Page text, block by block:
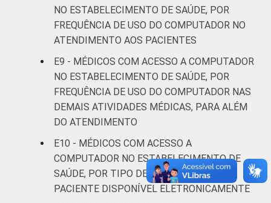
FAIXA ETÁRIA
Até 35
anos
96
De 36 a 50
anos
97 3
De 51
anos ou
98 2
LOCALIZAÇÃO Capital 99 1
Interior 95 5
NO ESTABELECIMENTO DE SAÚDE, POR
FREQUÊNCIA DE USO DO COMPUTADOR NO
ATENDIMENTO AOS PACIENTES
E9 - MÉDICOS COM ACESSO A COMPUTADOR
NO ESTABELECIMENTO DE SAÚDE, POR
FREQUÊNCIA DE USO DO COMPUTADOR NAS
DEMAIS ATIVIDADES MÉDICAS, PARA ALÉM
DO ATENDIMENTO
E10 - MÉDICOS COM ACESSO A
COMPUTADOR NO ESTABELECIMENTO DE
SAÚDE, POR TIPO DE DADO SOBRE O
PACIENTE DISPONÍVEL ELETRONICAMENTE